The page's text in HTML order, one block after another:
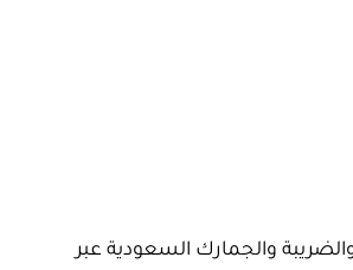
والضريبة والجمارك السعودية عبر